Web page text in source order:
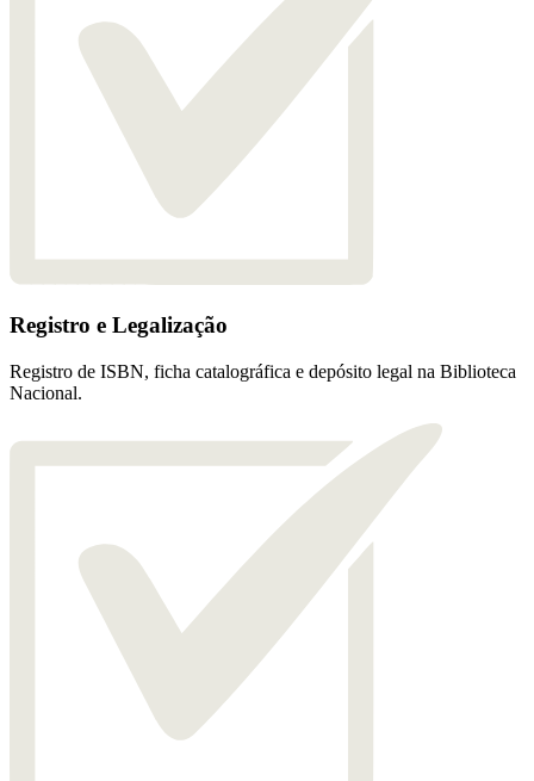
Registro e Legalização
Registro de ISBN, ficha catalográfica e depósito legal na Biblioteca
Nacional.